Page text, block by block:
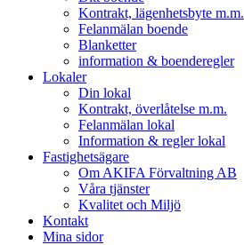
Kontrakt, lägenhetsbyte m.m.
Felanmälan boende
Blanketter
information & boenderegler
Lokaler
Din lokal
Kontrakt, överlåtelse m.m.
Felanmälan lokal
Information & regler lokal
Fastighetsägare
Om AKIFA Förvaltning AB
Våra tjänster
Kvalitet och Miljö
Kontakt
Mina sidor